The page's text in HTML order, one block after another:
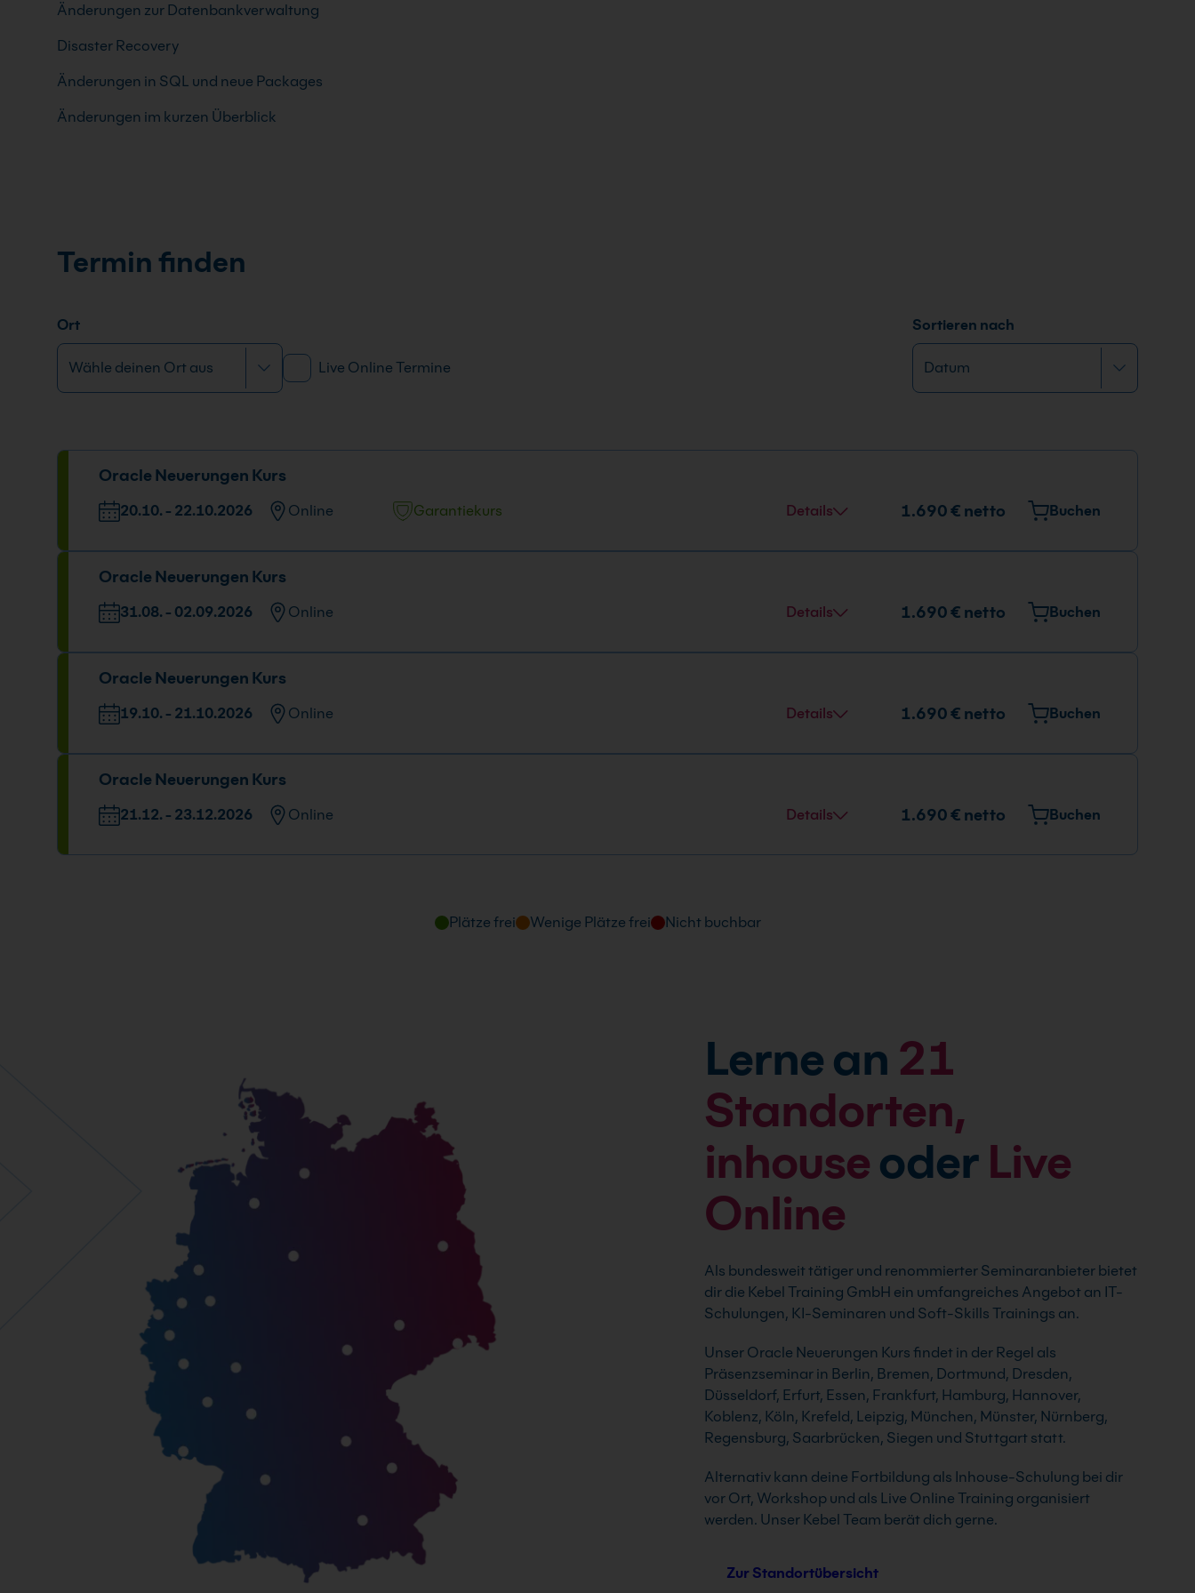
Änderungen zur Datenbankverwaltung
Disaster Recovery
Änderungen in SQL und neue Packages
Änderungen im kurzen Überblick
Termin finden
Ort
Live Online Termine
Sortieren nach
Oracle Neuerungen Kurs
20.10. - 22.10.2026 Online Garantiekurs Details
Datum und Uhrzeit
20.10. - 22.10.2026
09:00 - 16:00 Uhr
1.690 € netto Buchen
Oracle Neuerungen Kurs
31.08. - 02.09.2026 Online Details
Datum und Uhrzeit
31.08. - 02.09.2026
09:00 - 16:00 Uhr
1.690 € netto Buchen
Oracle Neuerungen Kurs
19.10. - 21.10.2026 Online Details
Datum und Uhrzeit
19.10. - 21.10.2026
09:00 - 16:00 Uhr
1.690 € netto Buchen
Oracle Neuerungen Kurs
21.12. - 23.12.2026 Online Details
Datum und Uhrzeit
1.690 € netto Buchen
Plätze frei Wenige Plätze frei Nicht buchbar
Lerne an 21
Standorten,
inhouseoder Live
Online
Als bundesweit tätiger und renommierter Seminaranbieter bietet
dir die Kebel Training GmbH ein umfangreiches Angebot an IT-
Schulungen, KI-Seminaren und Soft-Skills Trainings an.
Unser Oracle Neuerungen Kurs findet in der Regel als
Präsenzseminar in Berlin, Bremen, Dortmund, Dresden,
Düsseldorf, Erfurt, Essen, Frankfurt, Hamburg, Hannover,
Koblenz, Köln, Krefeld, Leipzig, München, Münster, Nürnberg,
Regensburg, Saarbrücken, Siegen und Stuttgart statt.
Alternativ kann deine Fortbildung als Inhouse-Schulung bei dir
vor Ort, Workshop und als Live Online Training organisiert
werden. Unser Kebel Team berät dich gerne.
Zur Standortübersicht